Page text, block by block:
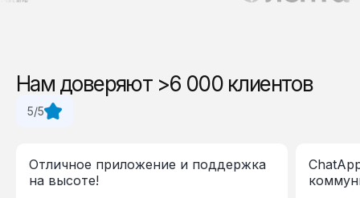
Нам доверяют >6 000 клиентов
5/5
Отличное приложение и поддержка
на высоте!